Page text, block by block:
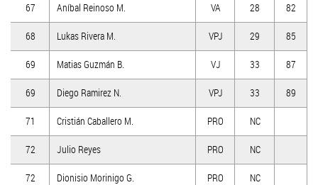
67 Aníbal Reinoso M. VA 28 82
68 Lukas Rivera M. VPJ 29 85
69 Matias Guzmán B. VJ 33 87
69 Diego Ramirez N. VPJ 33 89
71 Cristián Caballero M. PRO NC
72 Julio Reyes PRO NC
72 Dionisio Morinigo G. PRO NC